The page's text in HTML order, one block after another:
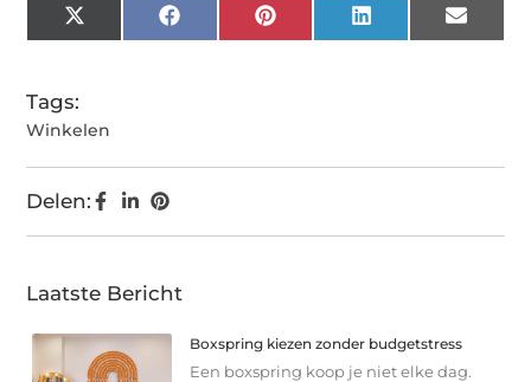
X
(Twitter)
FacebookPinterest LinkedIn Email
Tags:
Winkelen
Delen:
Laatste Bericht
Boxspring kiezen zonder budgetstress
Een boxspring koop je niet elke dag.